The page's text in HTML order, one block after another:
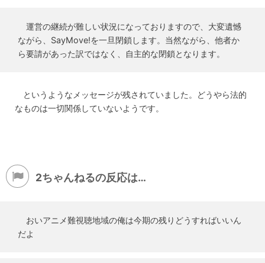
運営の継続が難しい状況になっておりますので、大変遺憾
ながら、SayMove!を一旦閉鎖します。当然ながら、他者か
ら要請があった訳ではなく、自主的な閉鎖となります。
というようなメッセージが残されていました。どうやら法的
なものは一切関係していないようです。
2ちゃんねるの反応は…
おいアニメ難視聴地域の俺は今期の残りどうすればいいん
だよ